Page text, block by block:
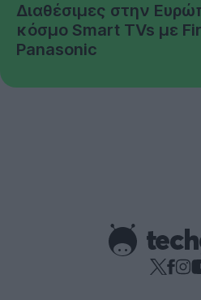
Διαθέσιμες στην
κόσμο Smart TVs με
Panasonic